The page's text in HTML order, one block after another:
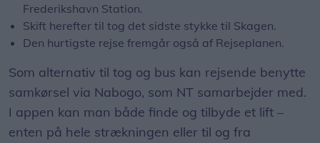
Frederikshavn Station.
Skift herefter til tog det sidste stykke til Skagen.
Den hurtigste rejse fremgår også af Rejseplanen.
Som alternativ til tog og bus kan rejsende benytte
samkørsel via Nabogo, som NT samarbejder med.
I appen kan man både finde og tilbyde et lift –
enten på hele strækningen eller til og fra